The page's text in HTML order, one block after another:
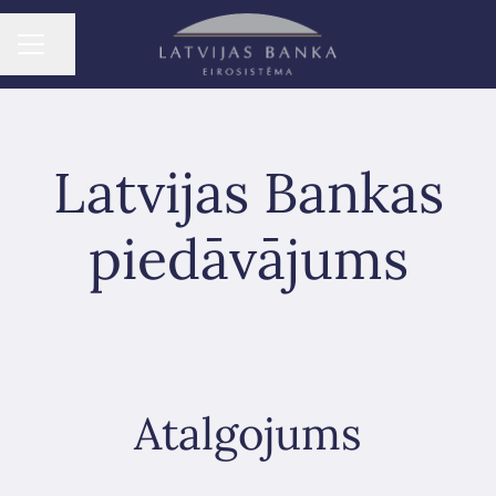
KARJERAS IZVĒLNE
Dalīties ar lapu
Latvijas Bankas
piedāvājums
Atalgojums